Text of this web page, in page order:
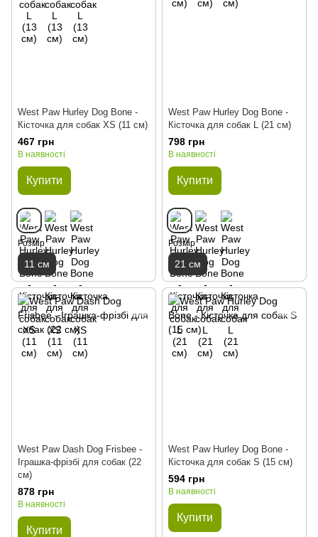
West Paw Hurley Dog Bone -
Кісточка для собак XS (11 см)
467 грн
В наявності
Купити
Розмір
11 см
West Paw Hurley Dog Bone -
Кісточка для собак L (21 см)
798 грн
В наявності
Купити
Розмір
21 см
West Paw Dash Dog Frisbee -
Іграшка-фрізбі для собак (22
см)
878 грн
В наявності
Купити
West Paw Hurley Dog Bone -
Кісточка для собак S (15 см)
594 грн
В наявності
Купити